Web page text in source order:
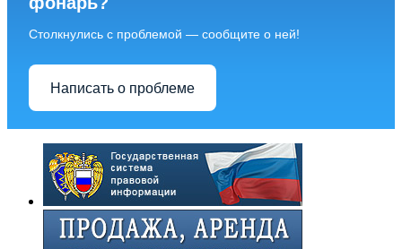
Столкнулись с проблемой — сообщите о ней!
Написать о проблеме